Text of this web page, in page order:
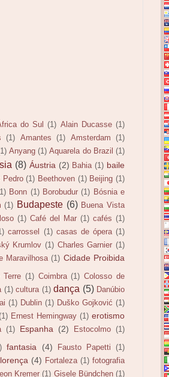
do Sul (1) Alain Ducasse (1)
(1) Amantes (1) Amsterdam (1)
Anyang (1) Aquarela do Brazil (1)
(8) Áustria (2) Bahia (1) baile
Pedro (1) Beethoven (1) Beijing (1)
Bonn (1) Borobudur (1) Bósnia e
(1) Budapeste (6) Buena Vista
(1) Café del Mar (1) cafés (1)
carrossel (1) casas de ópera (1)
Krumlov (1) Charles Garnier (1)
Maravilhosa (1) Cidade Proibida
Terre (1) Coimbra (1) Colosso de
(1) cultura (1) dança (5) Danúbio
(1) Dublin (1) Duško Gojković (1)
Ernest Hemingway (1) erotismo
(1) Espanha (2) Estocolmo (1)
fantasia (4) Fausto Papetti
(1)
(4) Fortaleza (1) fotografia
Kremer (1) Gisele Bündchen (1)